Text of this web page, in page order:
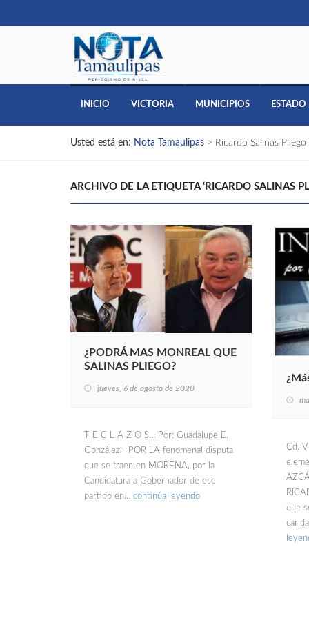
INICIO VICTORIA MUNICIPIOS ESTADO
Usted está en: Nota Tamaulipas > Ricardo Salinas Pliego
ARCHIVO DE LA ETIQUETA ‘RICARDO SALINAS
¿PODRÁ MAS MONREAL QUE
SALINAS PLIEGO?
jueves, 6 de agosto de 2020
T E C L A Z O S… Por: Guadalupe E.
González.- POR LA fenomenal disputa
que se traen en MORENA, por la
Candidatura a Gobernador de ese
partido en… continúa leyendo
Cd.
que